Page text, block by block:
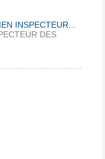
INSPECTEUR...
DES